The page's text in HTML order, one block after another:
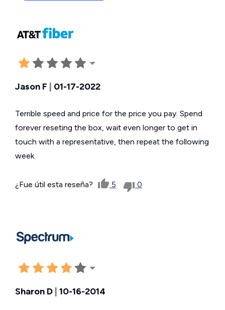
Jason F 01-17-2022
Terrible speed and price for the price you pay. Spend
forever reseting the box, wait even longer to get in
touch with a representative, then repeat the following
week.
¿Fue útil esta reseña? 5 0
Sharon D | 10-16-2014